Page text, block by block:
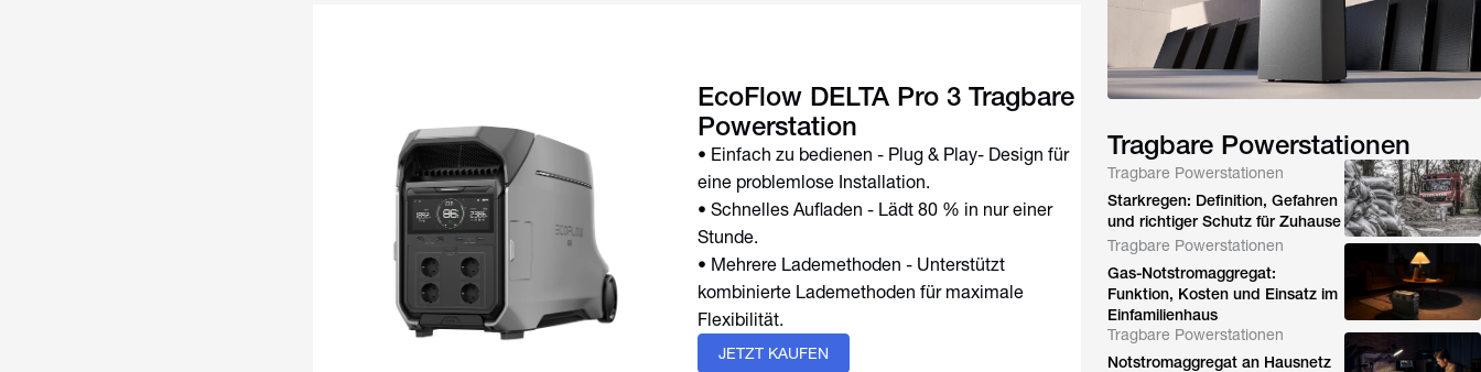
EcoFlow DELTA Pro 3 Tragbare
Powerstation
• Einfach zu bedienen - Plug & Play- Design für
eine problemlose Installation.
• Schnelles Aufladen - Lädt 80 % in nur einer
Stunde.
• Mehrere Lademethoden - Unterstützt
kombinierte Lademethoden für maximale
Flexibilität.
JETZT KAUFEN
Tragbare Powerstationen
Tragbare Powerstationen
Starkregen: Definition, Gefahren
und richtiger Schutz für Zuhause
Tragbare Powerstationen
Gas-Notstromaggregat:
Funktion, Kosten und Einsatz im
Einfamilienhaus
Tragbare Powerstationen
Notstromaggregat an Hausnetz